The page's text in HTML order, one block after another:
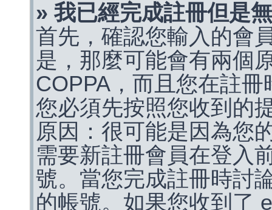
» 我已經完成註冊但是
首先，確認您輸入的會
是，那麼可能會有兩個
COPPA，而且您在註
您必須先按照您收到的
原因：很可能是因為您
需要新註冊會員在登入
號。當您完成註冊時討
的帳號。如果您收到了